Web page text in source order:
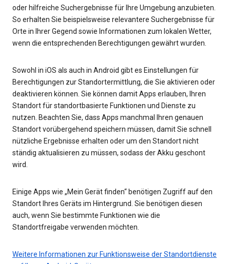
oder hilfreiche Suchergebnisse für Ihre Umgebung anzubieten.
So erhalten Sie beispielsweise relevantere Suchergebnisse für
Orte in Ihrer Gegend sowie Informationen zum lokalen Wetter,
wenn die entsprechenden Berechtigungen gewährt wurden.
Sowohl in iOS als auch in Android gibt es Einstellungen für
Berechtigungen zur Standortermittlung, die Sie aktivieren oder
deaktivieren können. Sie können damit Apps erlauben, Ihren
Standort für standortbasierte Funktionen und Dienste zu
nutzen. Beachten Sie, dass Apps manchmal Ihren genauen
Standort vorübergehend speichern müssen, damit Sie schnell
nützliche Ergebnisse erhalten oder um den Standort nicht
ständig aktualisieren zu müssen, sodass der Akku geschont
wird.
Einige Apps wie „Mein Gerät finden“ benötigen Zugriff auf den
Standort Ihres Geräts im Hintergrund. Sie benötigen diesen
auch, wenn Sie bestimmte Funktionen wie die
Standortfreigabe verwenden möchten.
Weitere Informationen zur Funktionsweise der Standortdienste